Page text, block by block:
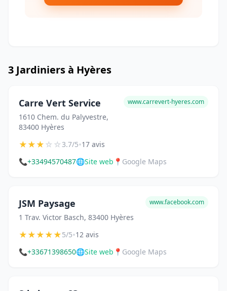
3 Jardiniers à Hyères
Carre Vert Service
1610 Chem. du Palyvestre,
83400 Hyères
www.carrevert-hyeres.com
★★★☆☆3.7/5•17 avis
📞+33494570487🌐Site web 📍 Google Maps
JSM Paysage
1 Trav. Victor Basch, 83400 Hyères
www.facebook.com
★★★★★5/5•12 avis
📞+33671398650🌐Site web 📍 Google Maps